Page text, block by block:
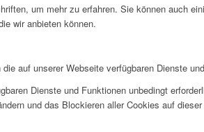
JÄNNER
JÄNNER
JÄNNER
um mehr zu erfahren. Sie können auch
wir anbieten können.
auf unserer Webseite verfügbaren Dienste
Dienste und Funktionen unbedingt
und das Blockieren aller Cookies auf